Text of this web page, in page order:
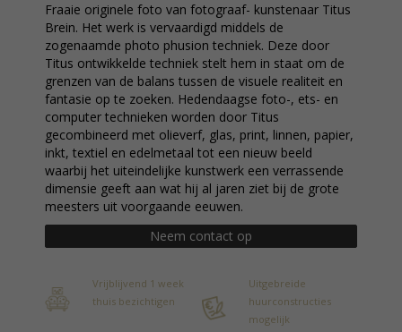
Fraaie originele foto van fotograaf- kunstenaar Titus
Brein. Het werk is vervaardigd middels de
zogenaamde photo phusion techniek. Deze door
Titus ontwikkelde techniek stelt hem in staat om de
grenzen van de balans tussen de visuele realiteit en
fantasie op te zoeken. Hedendaagse foto-, ets- en
computer technieken worden door Titus
gecombineerd met olieverf, glas, print, linnen, papier,
inkt, textiel en edelmetaal tot een nieuw beeld
waarbij het uiteindelijke kunstwerk een verrassende
dimensie geeft aan wat hij al jaren ziet bij de grote
meesters uit voorgaande eeuwen.
Neem contact op
Vrijblijvend 1 week
thuis bezichtigen
Uitgebreide
huurconstructies
mogelijk